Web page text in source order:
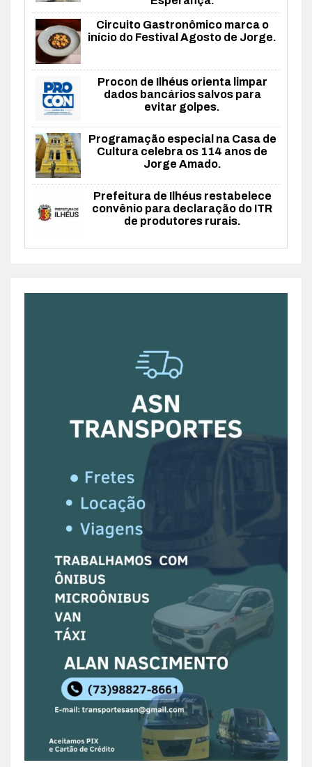
Circuito Gastronômico marca o
início do Festival Agosto de Jorge.
Procon de Ilhéus orienta limpar
dados bancários salvos para
evitar golpes.
Programação especial na Casa de
Cultura celebra os 114 anos de
Jorge Amado.
Prefeitura de Ilhéus restabelece
convênio para declaração do ITR
de produtores rurais.